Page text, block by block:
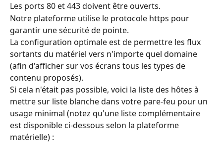
Les ports 80 et 443 doivent être ouverts.
Notre plateforme utilise le protocole https pour
garantir une sécurité de pointe.
La configuration optimale est de permettre les flux
sortants du matériel vers n'importe quel domaine
(afin d'afficher sur vos écrans tous les types de
contenu proposés).
Si cela n'était pas possible, voici la liste des hôtes à
mettre sur liste blanche dans votre pare-feu pour un
usage minimal (notez qu'une liste complémentaire
est disponible ci-dessous selon la plateforme
matérielle) :